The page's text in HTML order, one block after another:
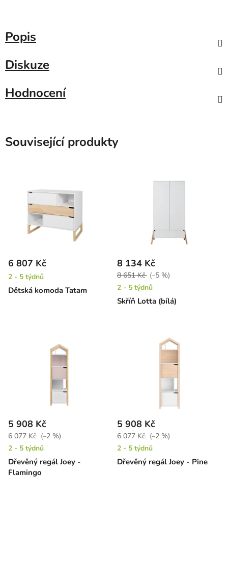
Popis
Diskuze
Hodnocení
Související produkty
Dětská komoda Tatam
6 807 Kč
2 - 5 týdnů
Skříň Lotta (bílá)
8 134 Kč
8 651 Kč (–5 %)
2 - 5 týdnů
Dřevěný regál Joey -
Flamingo
5 908 Kč
6 077 Kč (–2 %)
2 - 5 týdnů
Dřevěný regál Joey - Pine
5 908 Kč
6 077 Kč (–2 %)
2 - 5 týdnů